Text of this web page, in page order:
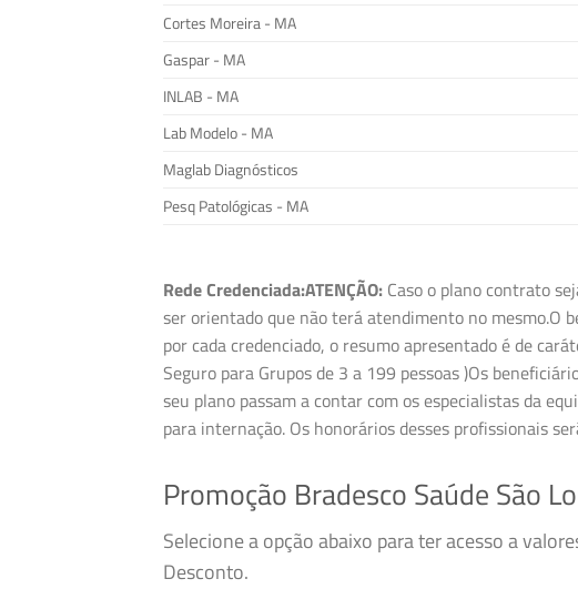
Cortes Moreira - MA
Gaspar - MA
INLAB - MA
Lab Modelo - MA
Maglab Diagnósticos
Pesq Patológicas - MA
Rede Credenciada:ATENÇÃO: Caso o plano contrato
ser orientado que não terá atendimento no mesmo.O
por cada credenciado, o resumo apresentado é de
Seguro para Grupos de 3 a 199 pessoas )Os
seu plano passam a contar com os especialistas da
para internação. Os honorários desses profissionais
Promoção Bradesco Saúde São
Selecione a opção abaixo para ter acesso a
Desconto.